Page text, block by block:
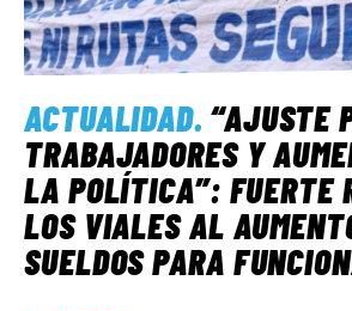
ACTUALIDAD. “AJUSTE
TRABAJADORES Y
LA POLÍTICA”: FUERTE
LOS VIALES AL
SUELDOS PARA